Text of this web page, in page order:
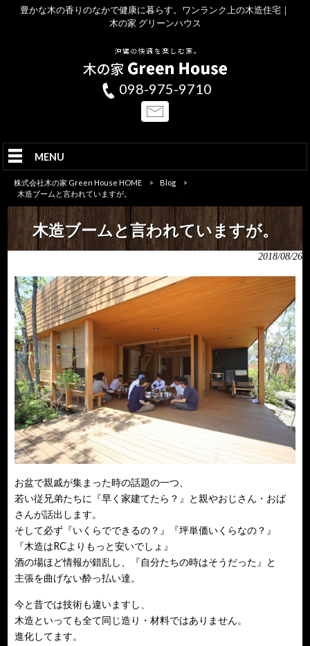
豊かな木の香りのなかで健康に暮らす。ワンランク上の木造住宅｜
木の家 グリーンハウス
098-975-9710
MENU
株式会社木の家 Green House HOME > Blog
>
木造ブームと言われていますが。
木造ブームと言われていますが。
2018/08/26
お盆で親戚が集まった時の話題の一つ、
若い従兄弟たちに『早く家建てたら？』と親やおじさん・おば
さんが話出します。
そして必ず『いくらでできるの？』『坪単価いくらなの？』
『木造はRCよりもっと安いでしょ』
酒の場ほど情報が錯乱し、『自分たちの時はそうだった』と
主張を曲げない酔っ払い達。
今と昔では技術も違いますし、
木造といっても全て同じ造り・材料ではありません。
進化してます。